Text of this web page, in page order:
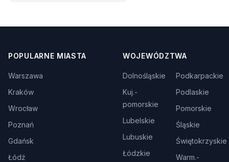
POPULARNE MIASTA
Warszawa
Kraków
Wrocław
Poznań
Gdańsk
Łódź
WOJEWÓDZTWA
Dolnośląskie
Kuj.-
pomorskie
Lubelskie
Lubuskie
Łódzkie
Podkarpackie
Podlaskie
Pomorskie
Śląskie
Świętokrzyskie
Warm.-